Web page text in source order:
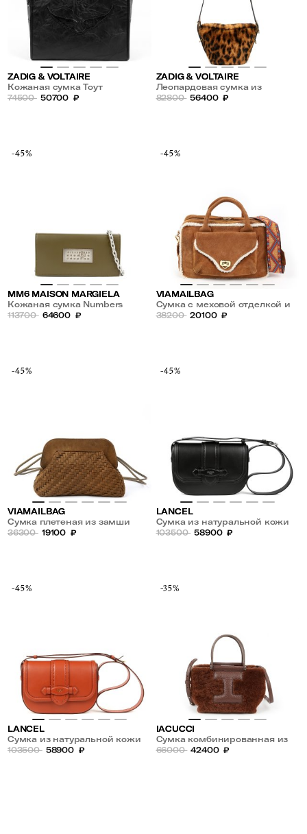
ZADIG & VOLTAIRE
Кожаная сумка Тоут
74500 50700 ₽
ZADIG & VOLTAIRE
Леопардовая сумка из
экомеха
82800 56400 ₽
-45%
MM6 MAISON MARGIELA
Кожаная сумка Numbers
113700 64600 ₽
-45%
VIAMAILBAG
Сумка с меховой отделкой и
жаккардовым плечевым
38200 20100 ₽
-45%
VIAMAILBAG
Сумка плетеная из замши
36300 19100 ₽
-45%
LANCEL
Сумка из натуральной кожи
103500 58900 ₽
-45%
LANCEL
Сумка из натуральной кожи
103500 58900 ₽
-35%
IACUCCI
Сумка комбинированная из
натурального меха и кожи
66000 42400 ₽